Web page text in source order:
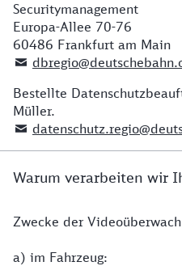
Securitymanagement
Europa-Allee 70-76
60486 Frankfurt am Main
Bestellte
Müller.
Warum verarbeiten wir
Zwecke der
a) im Fahrzeug: